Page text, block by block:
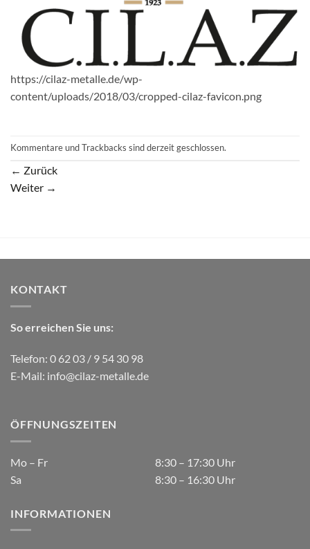
https://cilaz-metalle.de/wp-
content/uploads/2018/03/cropped-cilaz-favicon.png
Kommentare und Trackbacks sind derzeit geschlossen.
← Zurück
Weiter →
KONTAKT
So erreichen Sie uns:
Telefon: 0 62 03 / 9 54 30 98
E-Mail: info@cilaz-metalle.de
ÖFFNUNGSZEITEN
Mo – Fr
8:30 – 17:30 Uhr
Sa
8:30 – 16:30 Uhr
INFORMATIONEN